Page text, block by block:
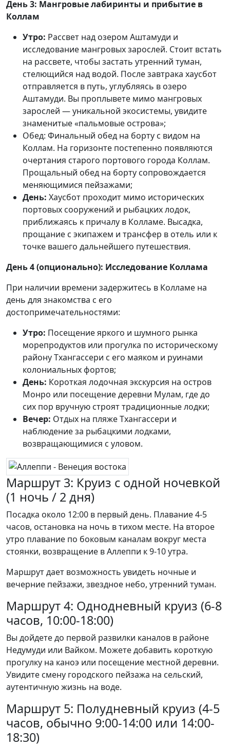
День 3: Мангровые лабиринты и прибытие в
Коллам
Утро: Рассвет над озером Аштамуди и
исследование мангровых зарослей. Стоит встать
на рассвете, чтобы застать утренний туман,
стелющийся над водой. После завтрака хаусбот
отправляется в путь, углубляясь в озеро
Аштамуди. Вы проплывете мимо мангровых
зарослей — уникальной экосистемы, увидите
знаменитые «пальмовые острова»;
Обед: Финальный обед на борту с видом на
Коллам. На горизонте постепенно появляются
очертания старого портового города Коллам.
Прощальный обед на борту сопровождается
меняющимися пейзажами;
День: Хаусбот проходит мимо исторических
портовых сооружений и рыбацких лодок,
приближаясь к причалу в Колламе. Высадка,
прощание с экипажем и трансфер в отель или к
точке вашего дальнейшего путешествия.
День 4 (опционально): Исследование Коллама
При наличии времени задержитесь в Колламе на
день для знакомства с его
достопримечательностями:
Утро: Посещение яркого и шумного рынка
морепродуктов или прогулка по историческому
району Тхангассери с его маяком и руинами
колониальных фортов;
День: Короткая лодочная экскурсия на остров
Монро или посещение деревни Мулам, где до
сих пор вручную строят традиционные лодки;
Вечер: Отдых на пляже Тхангассери и
наблюдение за рыбацкими лодками,
возвращающимися с уловом.
Маршрут 3: Круиз с одной ночевкой
(1 ночь / 2 дня)
Посадка около 12:00 в первый день. Плавание 4-5
часов, остановка на ночь в тихом месте. На второе
утро плавание по боковым каналам вокруг места
стоянки, возвращение в Аллеппи к 9-10 утра.
Маршрут дает возможность увидеть ночные и
вечерние пейзажи, звездное небо, утренний туман.
Маршрут 4: Однодневный круиз (6-8
часов, 10:00-18:00)
Вы дойдете до первой развилки каналов в районе
Недумуди или Вайком. Можете добавить короткую
прогулку на каноэ или посещение местной деревни.
Увидите смену городского пейзажа на сельский,
аутентичную жизнь на воде.
Маршрут 5: Полудневный круиз (4-5
часов, обычно 9:00-14:00 или 14:00-
18:30)